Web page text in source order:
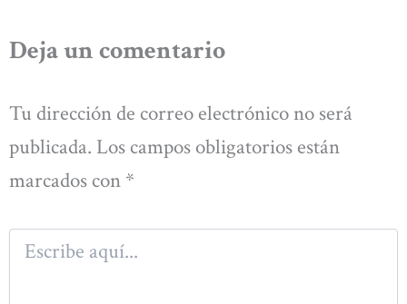
Deja un comentario
Tu dirección de correo electrónico no será
publicada. Los campos obligatorios están
marcados con *
Escribe
aquí...